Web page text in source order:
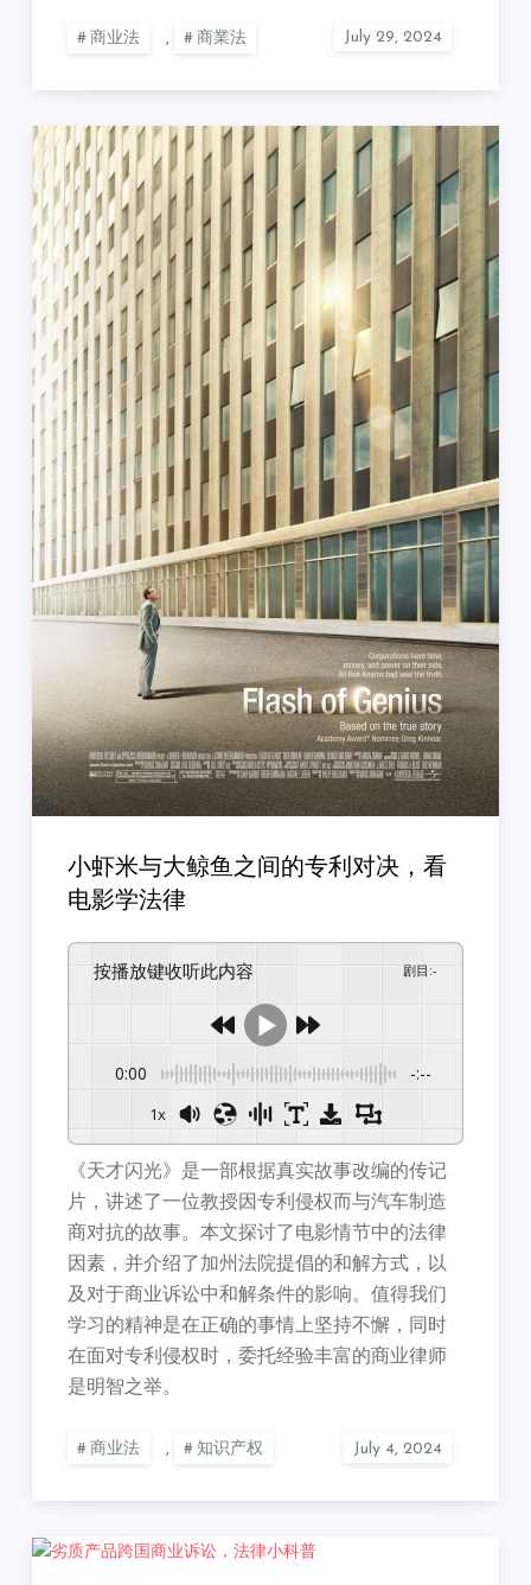
商业法 , 商業法
小虾米与大鲸鱼之间的专利对决，看
电影学法律
按播放键收听此内容 剧目 :-
0:00 -:--
1x
《天才闪光》是一部根据真实故事改编的传记
片，讲述了一位教授因专利侵权而与汽车制造
商对抗的故事。本文探讨了电影情节中的法律
因素，并介绍了加州法院提倡的和解方式，以
及对于商业诉讼中和解条件的影响。值得我们
学习的精神是在正确的事情上坚持不懈，同时
在面对专利侵权时，委托经验丰富的商业律师
是明智之举。
商业法 , 知识产权